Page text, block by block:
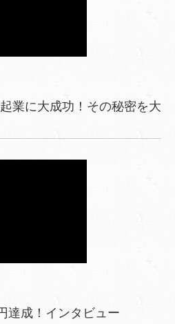
業に大成功！その秘密を大
達成！インタビュー